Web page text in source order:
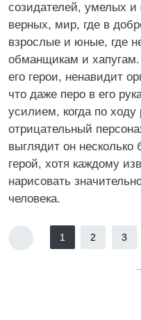
созидателей, умелых
верных, мир, где в
взрослые и юные, где
обманщикам и хапугам.
его герои, ненавидит
что даже перо в его
усилием, когда по ходу
отрицательный
выглядит он
герой, хотя каждому
нарисовать
человека.
1 2 3